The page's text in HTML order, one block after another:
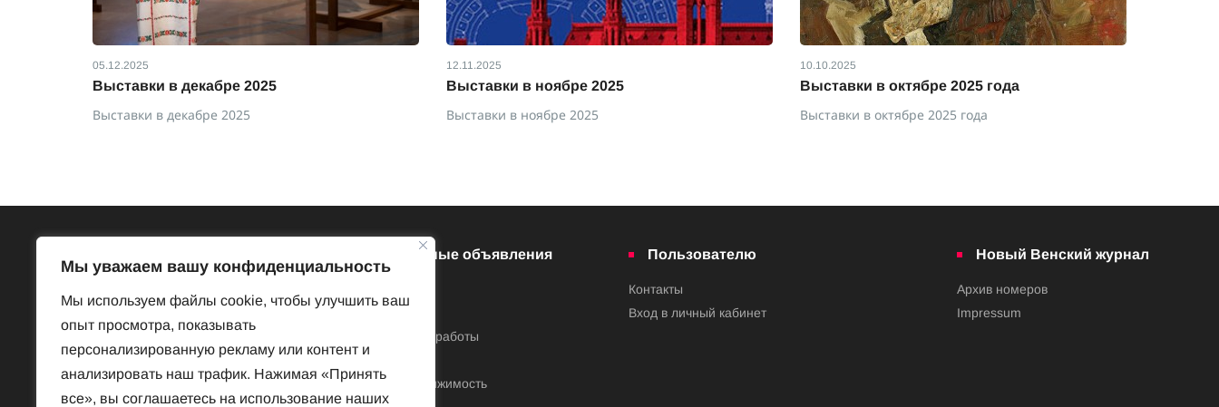
Мы уважаем вашу конфиденциальность
Мы используем файлы cookie, чтобы улучшить ваш
опыт просмотра, показывать
персонализированную рекламу или контент и
анализировать наш трафик. Нажимая «Принять
все», вы соглашаетесь на использование наших
05.12.2025
Выставки в декабре 2025
Выставки в декабре 2025
12.11.2025
Выставки в ноябре 2025
Выставки в ноябре 2025
10.10.2025
Выставки в октябре 2025 года
Выставки в октябре 2025 года
Законы и порядки
Нравы и обычаи
История
Наука
Бесплатные объявления
Предложения работы
Частная недвижимость
Пользователю
Контакты
Вход в личный кабинет
Новый Венский журнал
Архив номеров
Impressum